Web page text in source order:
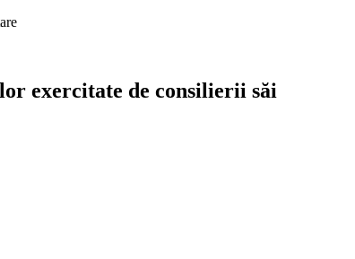
exercitate de consilierii săi